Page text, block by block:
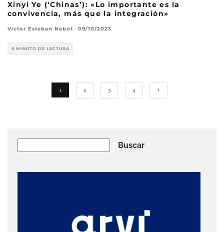
Xinyi Ye (‘Chinas’): «Lo importante es la
convivencia, más que la integración»
Víctor Esteban Nebot · 09/10/2023
6 MINUTO DE LECTURA
1 2 3 4
Buscar